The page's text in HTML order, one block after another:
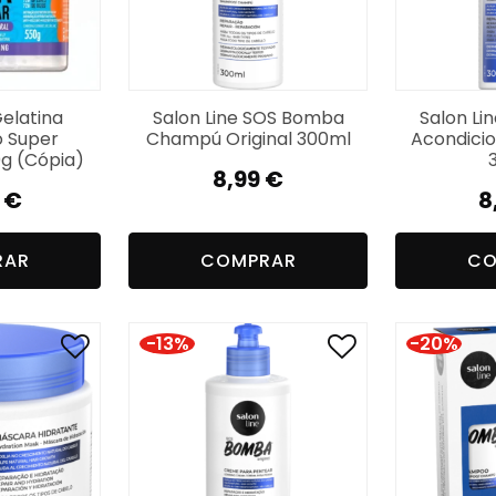
Super
(Cópia)
€
Salon Line SOS Bomba
Champú Original 300ml
8,99€
COMPRAR
Salon
-13% -20%